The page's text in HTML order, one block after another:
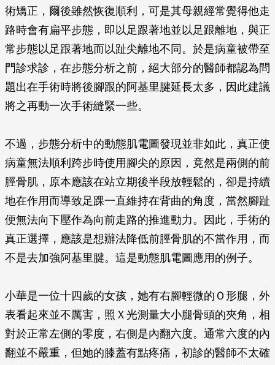
術矯正，爾後雖然恢復順利，可是其母親經常覺得他走
路時會有扁平步態，即以足跟著地並以足跟離地，與正
常步態以足跟著地而以趾尖離地不同。於是病童被帶至
門診求診，在步態分析之前，絕大部分的醫師都認為問
題出在手術時將後腳跟的阿基里腱延長太多，因此建議
將之再動一次手術縫緊一些。
不過，步態分析中的動態肌電圖發現並非如此，真正使
病童無法順利跨步時使用腳尖的原因，竟然是兩側的前
脛骨肌，原本應該在站立期後半段放輕鬆的，卻是持續
地在作用而導致足踝一直維持在背曲的角度，當然腳趾
便無法向下壓作為向前走路的推進動力。因此，手術的
真正選擇，應該是想辦法降低前脛骨肌的不當作用，而
不是去加強阿基里腱。這是動態肌電圖應用的例子。
小華是一位十四歲的女孩，她有右腳輕微的Ｏ形腿，外
表看起來並不厲害，照Ｘ光測量大小腿骨頭的夾角，相
對於正常左側的零度，右側是內翻六度。通常六度的內
翻並不嚴重，但她的膝蓋有點疼痛，初診的醫師不太確